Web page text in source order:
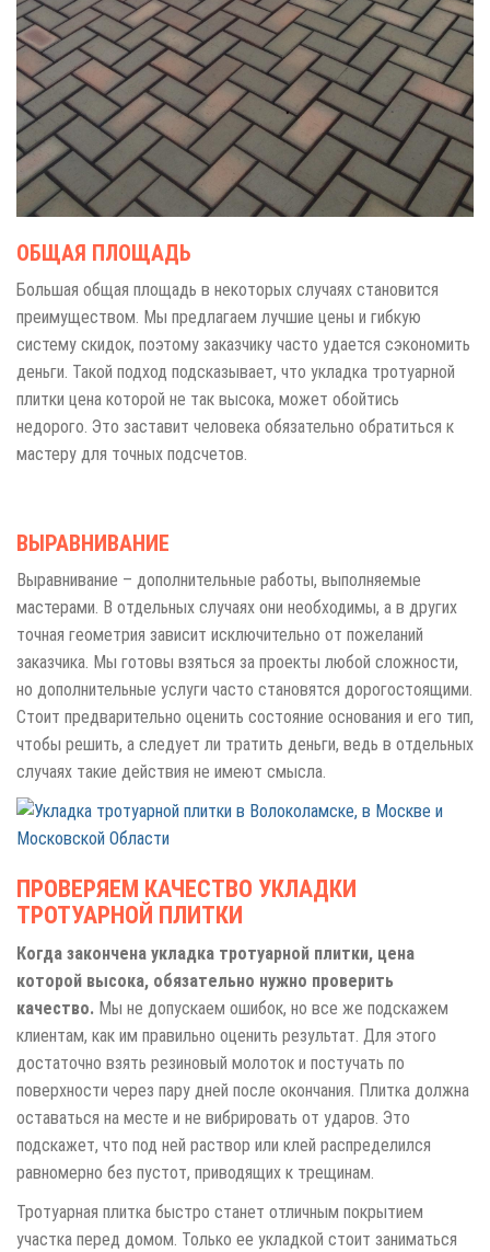
ОБЩАЯ ПЛОЩАДЬ
Большая общая площадь в некоторых случаях становится
преимуществом. Мы предлагаем лучшие цены и гибкую
систему скидок, поэтому заказчику часто удается сэкономить
деньги. Такой подход подсказывает, что укладка тротуарной
плитки цена которой не так высока, может обойтись
недорого. Это заставит человека обязательно обратиться к
мастеру для точных подсчетов.
ВЫРАВНИВАНИЕ
Выравнивание – дополнительные работы, выполняемые
мастерами. В отдельных случаях они необходимы, а в других
точная геометрия зависит исключительно от пожеланий
заказчика. Мы готовы взяться за проекты любой сложности,
но дополнительные услуги часто становятся дорогостоящими.
Стоит предварительно оценить состояние основания и его тип,
чтобы решить, а следует ли тратить деньги, ведь в отдельных
случаях такие действия не имеют смысла.
ПРОВЕРЯЕМ КАЧЕСТВО УКЛАДКИ
ТРОТУАРНОЙ ПЛИТКИ
Когда закончена укладка тротуарной плитки, цена
которой высока, обязательно нужно проверить
качество. Мы не допускаем ошибок, но все же подскажем
клиентам, как им правильно оценить результат. Для этого
достаточно взять резиновый молоток и постучать по
поверхности через пару дней после окончания. Плитка должна
оставаться на месте и не вибрировать от ударов. Это
подскажет, что под ней раствор или клей распределился
равномерно без пустот, приводящих к трещинам.
Тротуарная плитка быстро станет отличным покрытием
участка перед домом. Только ее укладкой стоит заниматься